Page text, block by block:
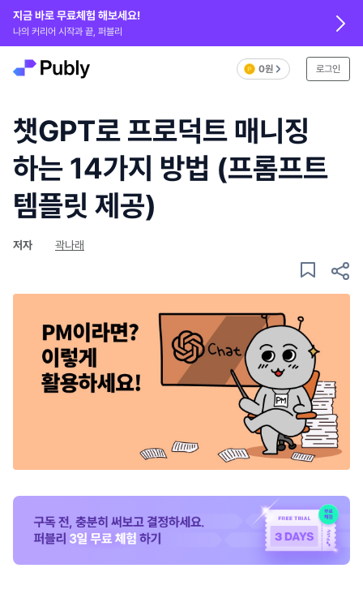
지금 바로 무료체험 해보세요!
나의 커리어 시작과 끝, 퍼블리
0원 로그인
챗GPT로 프로덕트 매니징
하는 14가지 방법 (프롬프트
템플릿 제공)
저자 곽나래